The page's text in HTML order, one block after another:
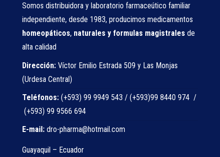
Somos distribuidora y laboratorio farmaceútico familiar
independiente, desde 1983, producimos medicamentos
homeopáticos, naturales y formulas magistrales de
alta calidad
Dirección: Víctor Emilio Estrada 509 y Las Monjas
(Urdesa Central)
Teléfonos: (+593) 99 9949 543 / (+593)99 8440 974 /
(+593) 99 9566 694
E-mail: dro-pharma@hotmail.com
Guayaquil – Ecuador